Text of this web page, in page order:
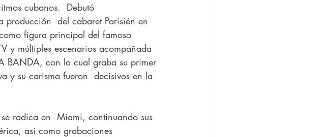
cubanos.  Debutó
producción  del cabaret Parisién en
figura principal del famoso
y múltiples escenarios acompañada
BANDA, con la cual graba su primer
y su carisma fueron  decisivos en la
radica en  Miami, continuando sus
así como grabaciones